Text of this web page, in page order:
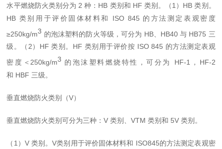
水平燃烧防火类别分为 2种： HB 类别和 HF 类别。（1 ） HB类别。
HB 类别用于评价固体材料和 ISO 845 的方法测定表观密度
≥250kg/m3 的泡沫塑料的防火等级，可分为 HB、 HB40与 HB75 三
级。（2） HF类别。 HF 类别用于评价按 ISO 845 的方法测定表观
密度＜ 250kg/m3 的泡沫塑料燃烧特性，可分为 HF-1 ， HF-2
和 HBF 三级。
垂直燃烧防火类别（V）
垂直燃烧防火类别可分为三种：V类别、VTM类别和 5V类别。
（ 1 ） V 类别。V类别用于评价固体材料和 ISO845的方法测定表观密